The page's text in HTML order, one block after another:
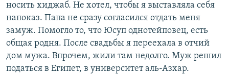
носить хиджаб. Не хотел, чтобы я выставляла себя
напоказ. Папа не сразу согласился отдать меня
замуж. Помогло то, что Юсуп однотейповец, есть
общая родня. После свадьбы я переехала в отчий
дом мужа. Впрочем, жили там недолго. Муж решил
податься в Египет, в университет аль-Азхар.